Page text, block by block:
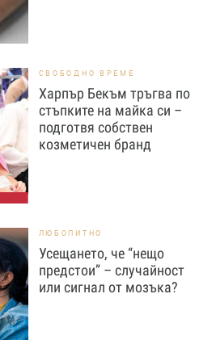
СВОБОДНО ВРЕМЕ
Харпър Бекъм тръгва по
стъпките на майка си –
подготвя собствен
козметичен бранд
ЛЮБОПИТНО
Усещането, че “нещо
предстои” – случайност
или сигнал от мозъка?